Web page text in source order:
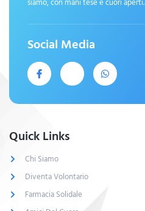
Social Media
Quick Links
Chi Siamo
Diventa Volontario
Farmacia Solidale